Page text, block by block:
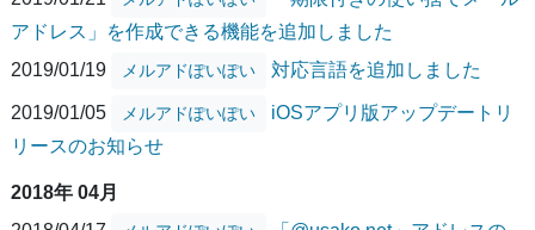
アドレス」を作成できる機能を追加しました
2019/01/19
メルアドぽいぽい 対応言語を追加しました
2019/01/05 メルアドぽいぽい
iOSアプリ版アップデートリ
リースのお知らせ
2018年 04月